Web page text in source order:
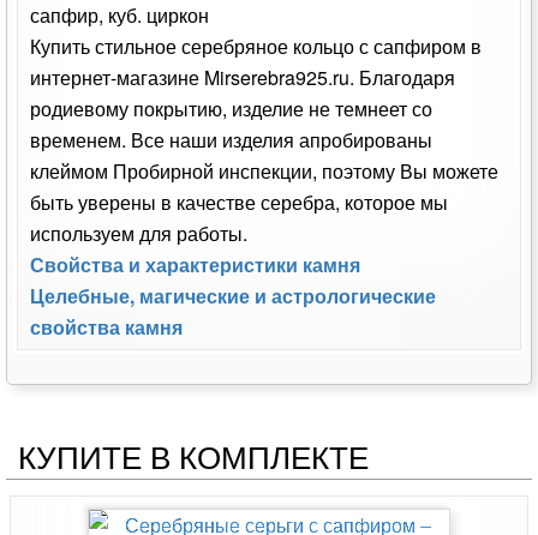
сапфир, куб. циркон
Купить стильное серебряное кольцо с сапфиром в
интернет-магазине Mirserebra925.ru. Благодаря
родиевому покрытию, изделие не темнеет со
временем. Все наши изделия апробированы
клеймом Пробирной инспекции, поэтому Вы можете
быть уверены в качестве серебра, которое мы
используем для работы.
Свойства и характеристики камня
Целебные, магические и астрологические
свойства камня
КУПИТЕ В КОМПЛЕКТЕ